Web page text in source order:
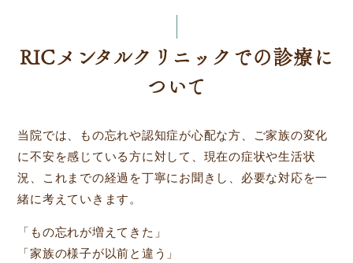
RICメンタルクリニックでの診療に
ついて
当院では、もの忘れや認知症が心配な方、ご家族の変化
に不安を感じている方に対して、現在の症状や生活状
況、これまでの経過を丁寧にお聞きし、必要な対応を一
緒に考えていきます。
「もの忘れが増えてきた」
「家族の様子が以前と違う」